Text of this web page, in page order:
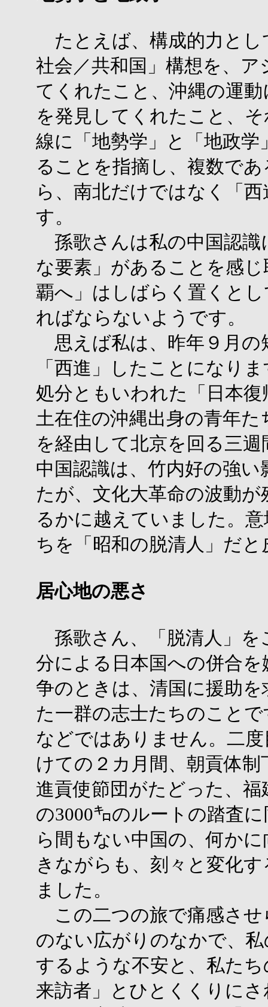
たとえば、構成的力とし
社会／共和国」構想を、
てくれたこと、沖縄の運
を発見してくれたこと、
線に「地勢学」と「地政
ることを指摘し、複数で
ら、南北だけではなく「
す。
孫歌さんは私の中国認識
な要素」があることを感
覇へ」はしばらく置くと
ればならないようです。
思えば私は、昨年９月の
「西進」したことになり
処分ともいわれた「日本
土在住の沖縄出身の青年
を経由して北京を回る三
中国認識は、竹内好の強
たが、文化大革命の波動
るかに越えていました。
ちを「昭和の脱清人」だ
居心地の悪さ
孫歌さん、「脱清人」を
分による日本国への併合
争のときは、清国に援助
た一群の志士たちのこと
などではありません。二
けての２カ月間、朝貢体
進貢使節団がたどった、
の3000㌔のルートの踏査
ら間もない中国の、何か
きながらも、刻々と変化
ました。
この二つの旅で痛感させ
のない広がりのなかで、
するような不安と、私た
来訪者」とひとくくりに